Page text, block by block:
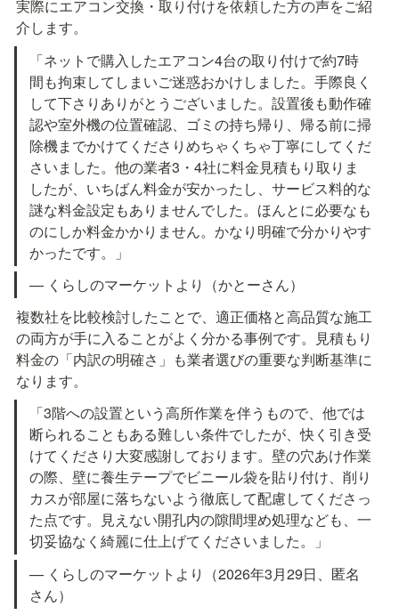
実際にエアコン交換・取り付けを依頼した方の声をご紹
介します。
「ネットで購入したエアコン4台の取り付けで約7時
間も拘束してしまいご迷惑おかけしました。手際良く
して下さりありがとうございました。設置後も動作確
認や室外機の位置確認、ゴミの持ち帰り、帰る前に掃
除機までかけてくださりめちゃくちゃ丁寧にしてくだ
さいました。他の業者3・4社に料金見積もり取りま
したが、いちばん料金が安かったし、サービス料的な
謎な料金設定もありませんでした。ほんとに必要なも
のにしか料金かかりません。かなり明確で分かりやす
かったです。」
— くらしのマーケットより（かとーさん）
複数社を比較検討したことで、適正価格と高品質な施工
の両方が手に入ることがよく分かる事例です。見積もり
料金の「内訳の明確さ」も業者選びの重要な判断基準に
なります。
「3階への設置という高所作業を伴うもので、他では
断られることもある難しい条件でしたが、快く引き受
けてくださり大変感謝しております。壁の穴あけ作業
の際、壁に養生テープでビニール袋を貼り付け、削り
カスが部屋に落ちないよう徹底して配慮してくださっ
た点です。見えない開孔内の隙間埋め処理なども、一
切妥協なく綺麗に仕上げてくださいました。」
— くらしのマーケットより（2026年3月29日、匿名
さん）